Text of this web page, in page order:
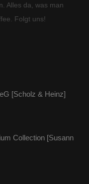
Alles da, was man
Folgt uns!
[Scholz & Heinz]
Collection [Susann